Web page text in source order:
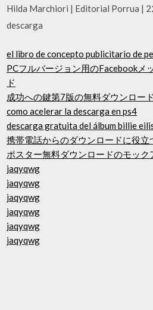
Hilda Marchiori | Editorial Porrua |
descarga
el libro de concepto publicitario de
PCフルバージョン用のFacebookメ
ド
成功への鍵第7版の無料ダウンロード
como acelerar la descarga en ps4
descarga gratuita del álbum billie
携帯電話からのダウンロードに役立
ポスター無料ダウンロードのモッ
jaqyqwg
jaqyqwg
jaqyqwg
jaqyqwg
jaqyqwg
jaqyqwg